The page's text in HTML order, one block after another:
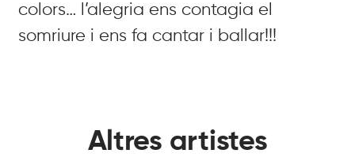
colors… l’alegria ens contagia el
somriure i ens fa cantar i ballar!!!
Altres artistes